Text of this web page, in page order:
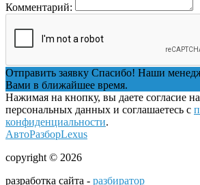
Комментарий:
Отправить заявку Спасибо! Наши
Вами в ближайшее время.
Нажимая на кнопку, вы даете согласие
персональных данных и соглашаетесь с
конфиденциальности.
АвтоРазборLexus
copyright © 2026
разработка сайта - разбиратор